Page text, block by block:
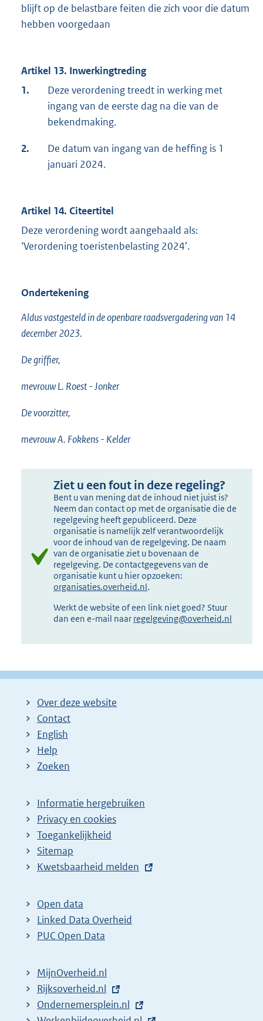
blijft op de belastbare feiten die zich voor die datum
hebben voorgedaan
Artikel 13. Inwerkingtreding
1.
Deze verordening treedt in werking met
ingang van de eerste dag na die van de
bekendmaking.
2.
De datum van ingang van de heffing is 1
januari 2024.
Artikel 14. Citeertitel
Deze verordening wordt aangehaald als:
‘Verordening toeristenbelasting 2024’.
Ondertekening
Aldus vastgesteld in de openbare raadsvergadering van 14
december 2023.
De griffier,
mevrouw L. Roest - Jonker
De voorzitter,
mevrouw A. Fokkens - Kelder
Ziet u een fout in deze regeling?
Bent u van mening dat de inhoud niet juist is?
Neem dan contact op met de organisatie die de
regelgeving heeft gepubliceerd. Deze
organisatie is namelijk zelf verantwoordelijk
voor de inhoud van de regelgeving. De naam
van de organisatie ziet u bovenaan de
regelgeving. De contactgegevens van de
organisatie kunt u hier opzoeken:
organisaties.overheid.nl.
Werkt de website of een link niet goed? Stuur
dan een e-mail naar regelgeving@overheid.nl
Over deze website
Contact
English
Help
Zoeken
Informatie hergebruiken
Privacy en cookies
Toegankelijkheid
Sitemap
E
t
e
r
l
i
n
Kwetsbaarheid melden
Open data
Linked Data Overheid
PUC Open Data
MijnOverheid.nl
E
x
Rijksoverheid.nl
E
Ondernemersplein.nl